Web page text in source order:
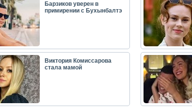
Барзиков уверен в
примирении с Бухынбалтэ
Виктория Комиссарова
стала мамой